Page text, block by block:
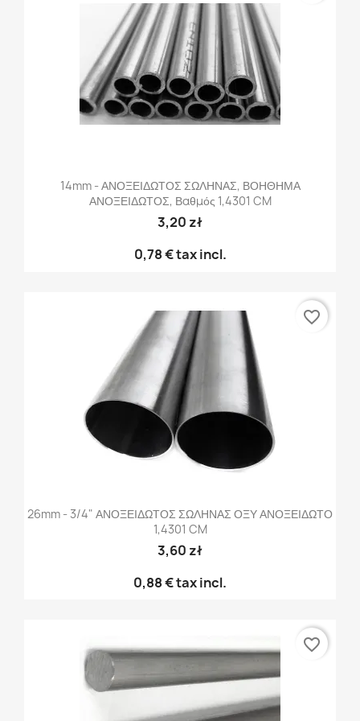
14mm - ΑΝΟΞΕΙΔΩΤΟΣ ΣΩΛΗΝΑΣ, ΒΟΗΘΗΜΑ
ΑΝΟΞΕΙΔΩΤΟΣ, Βαθμός 1,4301 CM
3,20 zł
0,78 €tax incl.
26mm - 3/4" ΑΝΟΞΕΙΔΩΤΟΣ ΣΩΛΗΝΑΣ ΟΞΥ ΑΝΟΞΕΙΔΩΤΟ
1,4301 CM
3,60 zł
0,88 €tax incl.
favorite_border
favorite_border